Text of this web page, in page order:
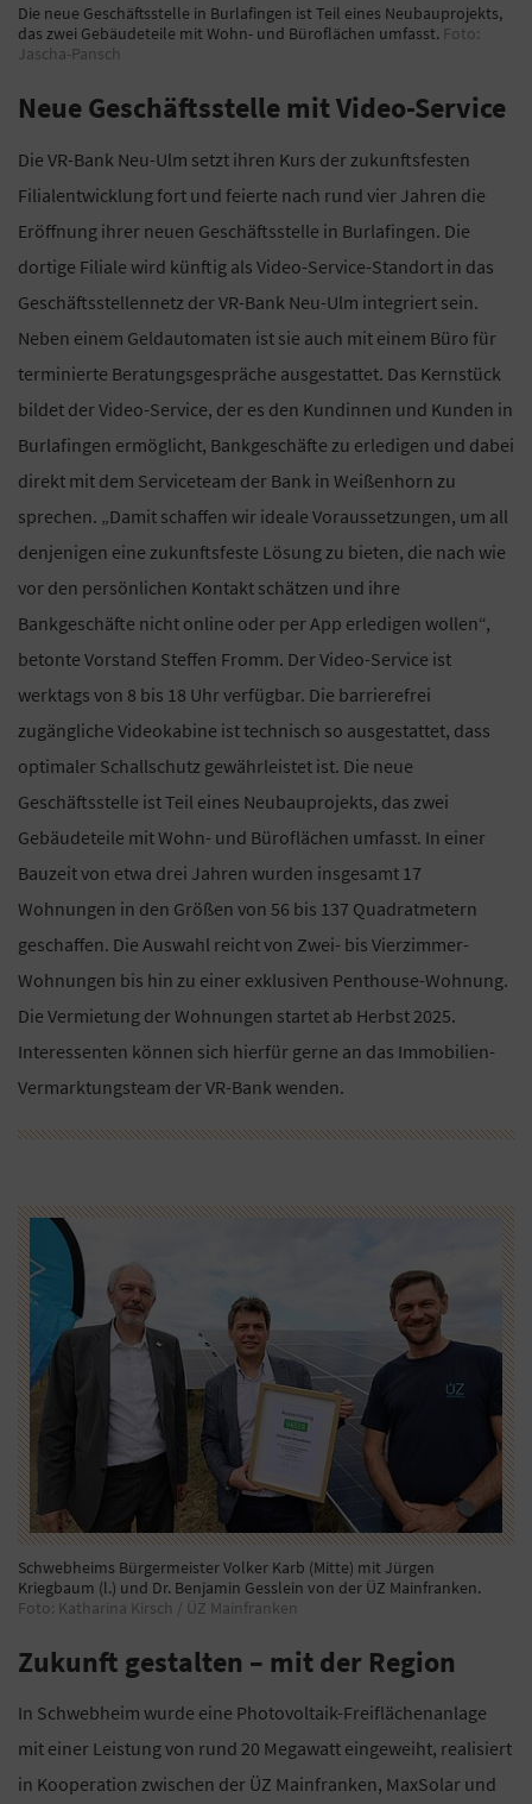
Die neue Geschäftsstelle in Burlafingen ist Teil eines Neubauprojekts,
das zwei Gebäudeteile mit Wohn- und Büroflächen umfasst. Foto:
Jascha-Pansch
Neue Geschäftsstelle mit Video-Service
Die VR-Bank Neu-Ulm setzt ihren Kurs der zukunftsfesten
Filialentwicklung fort und feierte nach rund vier Jahren die
Eröffnung ihrer neuen Geschäftsstelle in Burlafingen. Die
dortige Filiale wird künftig als Video-Service-Standort in das
Geschäftsstellennetz der VR-Bank Neu-Ulm integriert sein.
Neben einem Geldautomaten ist sie auch mit einem Büro für
terminierte Beratungsgespräche ausgestattet. Das Kernstück
bildet der Video-Service, der es den Kundinnen und Kunden in
Burlafingen ermöglicht, Bankgeschäfte zu erledigen und dabei
direkt mit dem Serviceteam der Bank in Weißenhorn zu
sprechen. „Damit schaffen wir ideale Voraussetzungen, um all
denjenigen eine zukunftsfeste Lösung zu bieten, die nach wie
vor den persönlichen Kontakt schätzen und ihre
Bankgeschäfte nicht online oder per App erledigen wollen“,
betonte Vorstand Steffen Fromm. Der Video-Service ist
werktags von 8 bis 18 Uhr verfügbar. Die barrierefrei
zugängliche Videokabine ist technisch so ausgestattet, dass
optimaler Schallschutz gewährleistet ist. Die neue
Geschäftsstelle ist Teil eines Neubauprojekts, das zwei
Gebäudeteile mit Wohn- und Büroflächen umfasst. In einer
Bauzeit von etwa drei Jahren wurden insgesamt 17
Wohnungen in den Größen von 56 bis 137 Quadratmetern
geschaffen. Die Auswahl reicht von Zwei- bis Vierzimmer-
Wohnungen bis hin zu einer exklusiven Penthouse-Wohnung.
Die Vermietung der Wohnungen startet ab Herbst 2025.
Interessenten können sich hierfür gerne an das Immobilien-
Vermarktungsteam der VR-Bank wenden.
Schwebheims Bürgermeister Volker Karb (Mitte) mit Jürgen
Kriegbaum (l.) und Dr. Benjamin Gesslein von der ÜZ Mainfranken.
Foto: Katharina Kirsch / ÜZ Mainfranken
Zukunft gestalten – mit der Region
In Schwebheim wurde eine Photovoltaik-Freiflächenanlage
mit einer Leistung von rund 20 Megawatt eingeweiht, realisiert
in Kooperation zwischen der ÜZ Mainfranken, MaxSolar und